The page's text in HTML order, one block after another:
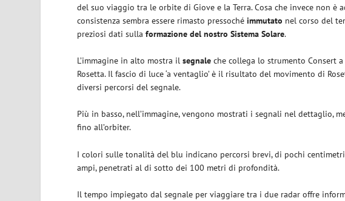
del suo viaggio tra le orbite di Giove e la Terra. Cosa che invece non è
consistenza sembra essere rimasto pressoché immutato nel corso del
preziosi dati sullaformazione del nostro Sistema Solare.
L’immagine in alto mostra ilsegnale che collega lo strumento Consert
Rosetta. Il fascio di luce ‘a ventaglio’ è il risultato del movimento di
diversi percorsi del segnale.
Più in basso, nell’immagine, vengono mostrati i segnali nel dettaglio,
fino all’orbiter.
I colori sulle tonalità del blu indicano percorsi brevi, di pochi
ampi, penetrati al di sotto dei 100 metri di profondità.
Il tempo impiegato dal segnale per viaggiare tra i due radar offre